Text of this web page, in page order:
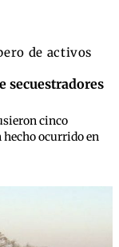
de activos
secuestradores
cinco
hecho ocurrido en